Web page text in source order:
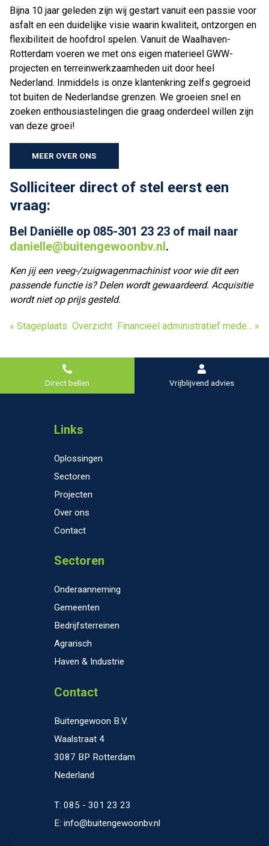
Bijna 10 jaar geleden zijn wij gestart vanuit een passie voor
asfalt en een duidelijke visie waarin kwaliteit, ontzorgen en
flexibiliteit de hoofdrol spelen. Vanuit de Waalhaven-
Rotterdam voeren we met ons eigen materieel GWW-
projecten en terreinwerkzaamheden uit door heel
Nederland. Inmiddels is onze klantenkring zelfs gegroeid
tot buiten de Nederlandse grenzen. We groeien snel en
zoeken enthousiastelingen die graag onderdeel willen zijn
van deze groei!
MEER OVER ONS
Solliciteer direct of stel eerst een
vraag:
Bel Daniëlle op 085-301 23 23 of mail naar
danielle@buitengewoonbv.nl.
Ken jij een veeg-/zuigwagenmachinist voor wie dit een
passende functie is? Delen wordt gewaardeerd. Acquisitie
wordt niet op prijs gesteld.
« Stageplaats Overzicht Financieel administratief mede... »
Direct bellen Vrijblijvend advies
Links
Oplossingen
Sectoren
Projecten
Over ons
Contact
Sectoren
Onderaanneming
Gemeenten
Bedrijfsterreinen
Agrarisch
Haven & Industrie
Contact
Buitengewoon B.V.
Waalstraat 4
3087 BP Rotterdam
Nederland
T: 085 - 301 23 23
E: info@buitengewoonbv.nl